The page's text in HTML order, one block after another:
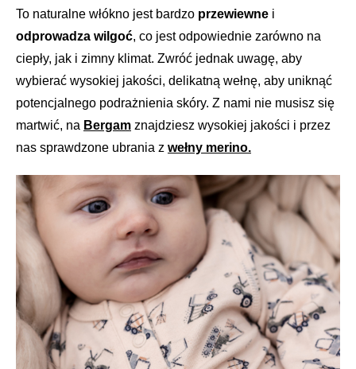
To naturalne włókno jest bardzo przewiewne i
odprowadza wilgoć, co jest odpowiednie zarówno na
ciepły, jak i zimny klimat. Zwróć jednak uwagę, aby
wybierać wysokiej jakości, delikatną wełnę, aby uniknąć
potencjalnego podrażnienia skóry. Z nami nie musisz się
martwić, na Bergam znajdziesz wysokiej jakości i przez
nas sprawdzone ubrania z wełny merino.